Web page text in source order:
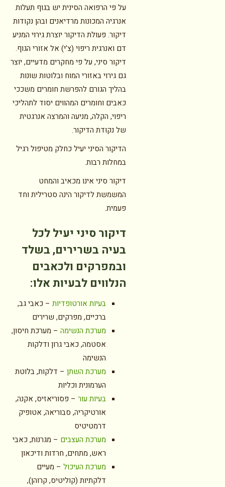
על פי הרפואה הסינית יש בגוף תעלות
אנרגיה המכונות מרדיאנים ובהן נקודות
דיקור. פעולת הדיקור יוצרת גירוי המניע
דם ואנרגית ריפוי (צ’י) אל אזורי הגוף.
דיקור סיני, על פי מחקרים מדעיים, יוצר
גם גירוי באזורי המוח ובלוטות שונות
בהליך הגורם להפרשת חומרים משככי
כאבים וחומרים המהווים יסוד לתהליכי
ריפוי, הקלה, מניעה והמרצה אנרגטית
של נקודת הדיקור.
הדיקור הסיני יעיל כחלק מטיפול רגיל
במחלות רבות.
דיקור סיני אינו מכאיב והמחט
המשמשת לדיקור הינה סטרילית וחד
פעמית.
דיקור סיני יעיל לכל
בעיה בשרירים, בשלד
ובמפרקים ולכאבים
הנלווים לבעיות אלו:
בעיות אורטופדיות – כאבי גב,
ברכיים, מפרקים, שרירים
מערכת הנשימה – מערכת חיסון,
אסטמה, כאבי גרון ודלקות
הנשימה
מערכת השתן – דלקות, בלוטת
הערמונית וכליות
בעיות עור – פסוריאזיס, אקנה,
אורטיקריה, סבוריאה, אטופיק
דרמטיטיס
מערכת העצבים – מגרנות, כאבי
ראש, מתחים, חרדות ודיכאון
מערכת העיכול – מעיים
דלקתיות (קוליטיס, קרוהן),